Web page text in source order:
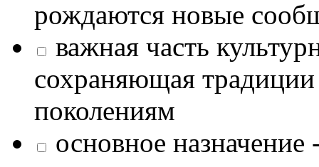
рождаются новые
важная часть
сохраняющая
поколениям
основное назначение